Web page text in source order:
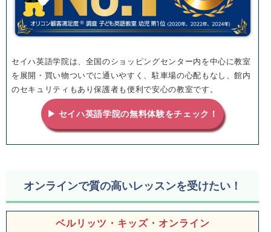
セイハ英語学院は、全国のショッピングセンター内を中心に教室
を展開・買い物ついでに通いやすく、駐車場の心配もなし、館内
のセキュリティもあり保護者も便利で安心の教室です。
▶ セイハ英語学院の無料体験をチェック！
オンラインで質の高いレッスンを受けたい！
ベルリッツ・キッズ・オンライン